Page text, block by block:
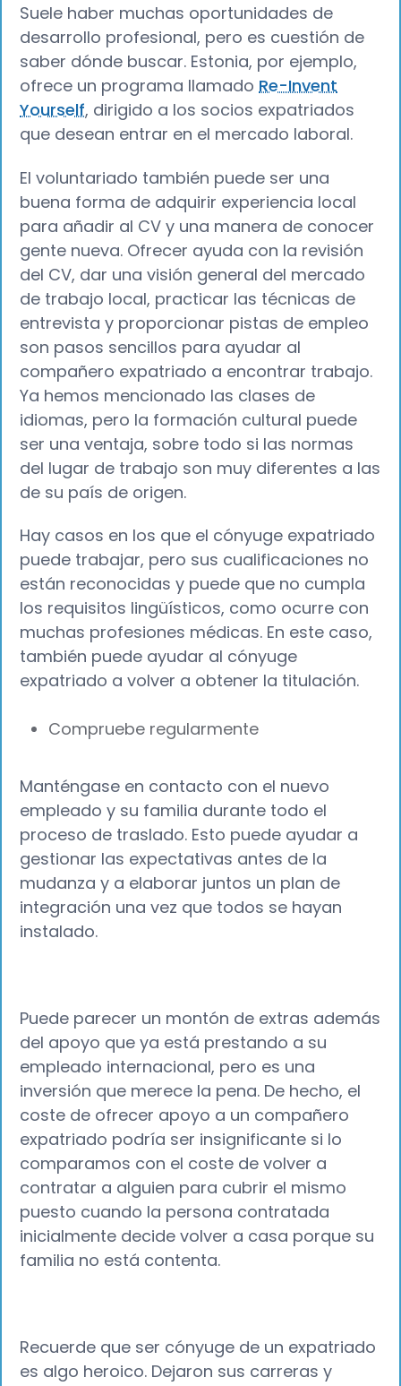
Suele haber muchas oportunidades de
desarrollo profesional, pero es cuestión de
saber dónde buscar. Estonia, por ejemplo,
ofrece un programa llamado Re-Invent
Yourself, dirigido a los socios expatriados
que desean entrar en el mercado laboral.
El voluntariado también puede ser una
buena forma de adquirir experiencia local
para añadir al CV y una manera de conocer
gente nueva. Ofrecer ayuda con la revisión
del CV, dar una visión general del mercado
de trabajo local, practicar las técnicas de
entrevista y proporcionar pistas de empleo
son pasos sencillos para ayudar al
compañero expatriado a encontrar trabajo.
Ya hemos mencionado las clases de
idiomas, pero la formación cultural puede
ser una ventaja, sobre todo si las normas
del lugar de trabajo son muy diferentes a las
de su país de origen.
Hay casos en los que el cónyuge expatriado
puede trabajar, pero sus cualificaciones no
están reconocidas y puede que no cumpla
los requisitos lingüísticos, como ocurre con
muchas profesiones médicas. En este caso,
también puede ayudar al cónyuge
expatriado a volver a obtener la titulación.
Compruebe regularmente
Manténgase en contacto con el nuevo
empleado y su familia durante todo el
proceso de traslado. Esto puede ayudar a
gestionar las expectativas antes de la
mudanza y a elaborar juntos un plan de
integración una vez que todos se hayan
instalado.
Puede parecer un montón de extras además
del apoyo que ya está prestando a su
empleado internacional, pero es una
inversión que merece la pena. De hecho, el
coste de ofrecer apoyo a un compañero
expatriado podría ser insignificante si lo
comparamos con el coste de volver a
contratar a alguien para cubrir el mismo
puesto cuando la persona contratada
inicialmente decide volver a casa porque su
familia no está contenta.
Recuerde que ser cónyuge de un expatriado
es algo heroico. Dejaron sus carreras y